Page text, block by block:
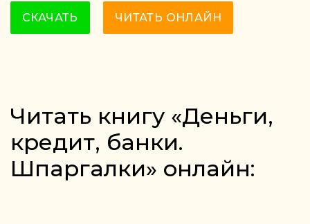
СКАЧАТЬ ЧИТАТЬ ОНЛАЙН
Читать книгу «Деньги,
кредит, банки.
Шпаргалки» онлайн: